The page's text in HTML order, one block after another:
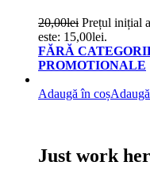
20,00lei Prețul inițial
este: 15,00lei.
FĂRĂ
PROMOTIONALE
Adaugă în coș
Just work